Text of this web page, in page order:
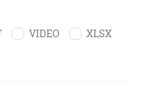
VIDEO XLSX